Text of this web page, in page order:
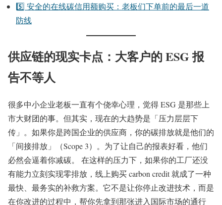
5️⃣ 安全的在线碳信用额购买：老板们下单前的最后一道
防线
供应链的现实卡点：大客户的 ESG 报
告不等人
很多中小企业老板一直有个侥幸心理，觉得 ESG 是那些上
市大财团的事。但其实，现在的大趋势是「压力层层下
传」。如果你是跨国企业的供应商，你的碳排放就是他们的
「间接排放」（Scope 3）。为了让自己的报表好看，他们
必然会逼着你减碳。 在这样的压力下，如果你的工厂还没
有能力立刻实现零排放，线上购买 carbon credit 就成了一种
最快、最务实的补救方案。它不是让你停止改进技术，而是
在你改进的过程中，帮你先拿到那张进入国际市场的通行